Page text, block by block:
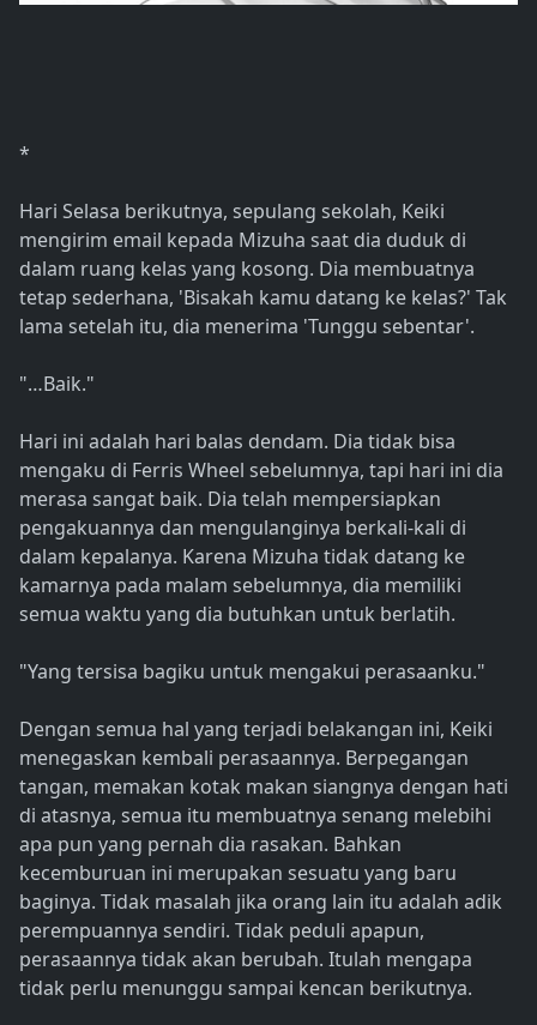
*
Hari Selasa berikutnya, sepulang sekolah, Keiki
mengirim email kepada Mizuha saat dia duduk di
dalam ruang kelas yang kosong. Dia membuatnya
tetap sederhana, 'Bisakah kamu datang ke kelas?' Tak
lama setelah itu, dia menerima 'Tunggu sebentar'.
"…Baik."
Hari ini adalah hari balas dendam. Dia tidak bisa
mengaku di Ferris Wheel sebelumnya, tapi hari ini dia
merasa sangat baik. Dia telah mempersiapkan
pengakuannya dan mengulanginya berkali-kali di
dalam kepalanya. Karena Mizuha tidak datang ke
kamarnya pada malam sebelumnya, dia memiliki
semua waktu yang dia butuhkan untuk berlatih.
"Yang tersisa bagiku untuk mengakui perasaanku."
Dengan semua hal yang terjadi belakangan ini, Keiki
menegaskan kembali perasaannya. Berpegangan
tangan, memakan kotak makan siangnya dengan hati
di atasnya, semua itu membuatnya senang melebihi
apa pun yang pernah dia rasakan. Bahkan
kecemburuan ini merupakan sesuatu yang baru
baginya. Tidak masalah jika orang lain itu adalah adik
perempuannya sendiri. Tidak peduli apapun,
perasaannya tidak akan berubah. Itulah mengapa
tidak perlu menunggu sampai kencan berikutnya.